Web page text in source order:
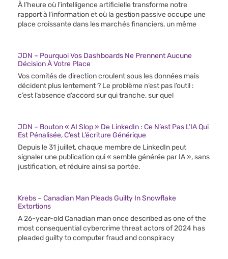
À l’heure où l’intelligence artificielle transforme notre
rapport à l’information et où la gestion passive occupe une
place croissante dans les marchés financiers, un même
JDN – Pourquoi Vos Dashboards Ne Prennent Aucune
Décision À Votre Place
Vos comités de direction croulent sous les données mais
décident plus lentement ? Le problème n’est pas l’outil :
c’est l’absence d’accord sur qui tranche, sur quel
JDN – Bouton « AI Slop » De LinkedIn : Ce N’est Pas L’IA Qui
Est Pénalisée, C’est L’écriture Générique
Depuis le 31 juillet, chaque membre de LinkedIn peut
signaler une publication qui « semble générée par IA », sans
justification, et réduire ainsi sa portée.
Krebs – Canadian Man Pleads Guilty In Snowflake
Extortions
A 26-year-old Canadian man once described as one of the
most consequential cybercrime threat actors of 2024 has
pleaded guilty to computer fraud and conspiracy